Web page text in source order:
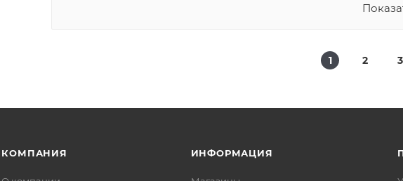
1 2 3
КОМПАНИЯ ИНФОРМАЦИЯ